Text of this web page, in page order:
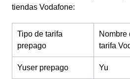
tiendas Vodafone:
Tipo de tarifa
prepago
Nombre
tarifa
Yuser prepago Yu